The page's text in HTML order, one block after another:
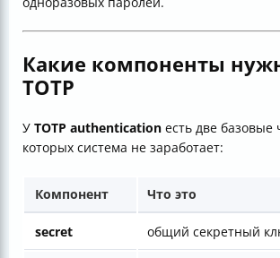
Какие компоненты
TOTP
У TOTP authentication есть две базовые
которых система не заработает:
Компонент Что это
secret общий секретный